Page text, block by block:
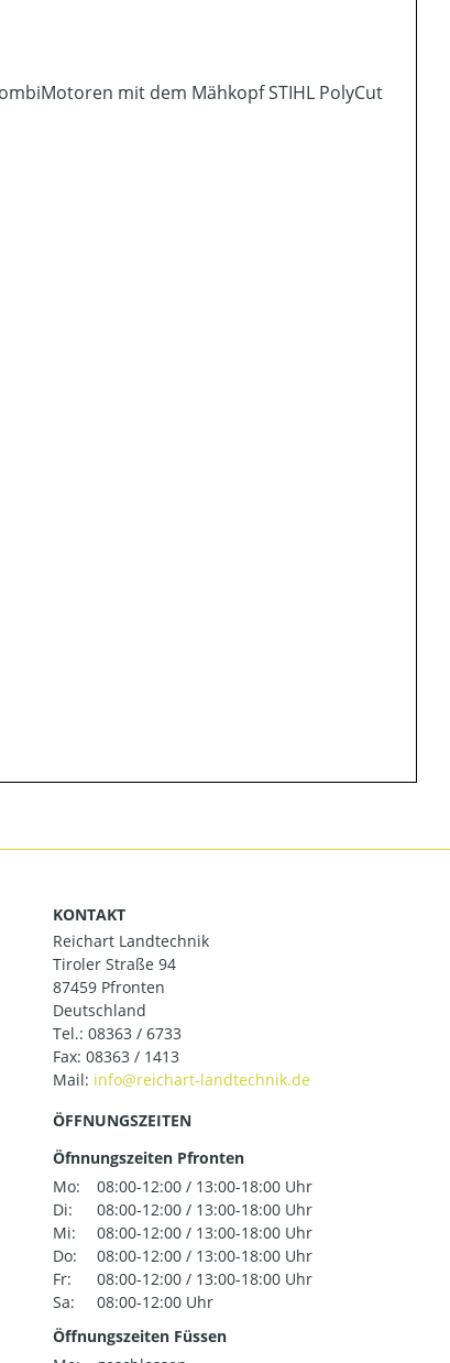
mit dem Mähkopf STIHL PolyCut
KONTAKT
Reichart Landtechnik
Tiroler Straße 94
87459 Pfronten
Deutschland
Tel.: 08363 / 6733
Fax: 08363 / 1413
Mail:
ÖFFNUNGSZEITEN
Öfnnungszeiten Pfronten
Mo:
08:00-12:00 / 13:00-18:00 Uhr
Di:
08:00-12:00 / 13:00-18:00 Uhr
Mi:
08:00-12:00 / 13:00-18:00 Uhr
Do:
08:00-12:00 / 13:00-18:00 Uhr
Fr:
08:00-12:00 / 13:00-18:00 Uhr
Sa:
08:00-12:00 Uhr
Öffnungszeiten Füssen